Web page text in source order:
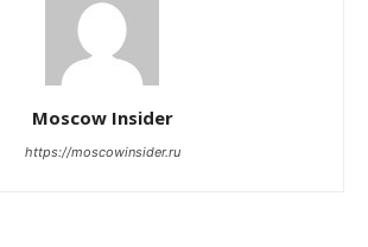
Moscow Insider
https://moscowinsider.ru